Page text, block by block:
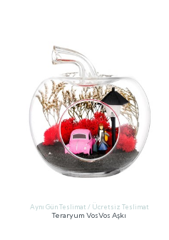
Aynı Gün Teslimat / Ücretsiz Teslimat
Teraryum VosVos Aşkı